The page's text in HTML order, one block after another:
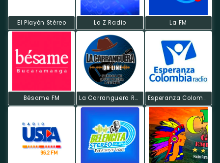
El Playón Stéreo La Z Radio La FM
Bésame FM La Carranguera Radio Esperanza Colombia